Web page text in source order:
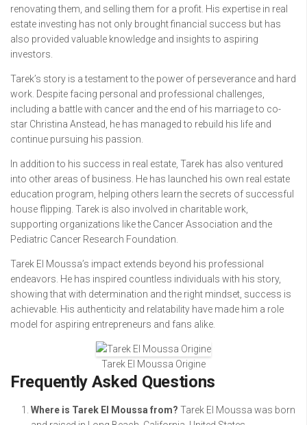
renovating them, and selling them for a profit. His expertise in real
estate investing has not only brought financial success but has
also provided valuable knowledge and insights to aspiring
investors.
Tarek’s story is a testament to the power of perseverance and hard
work. Despite facing personal and professional challenges,
including a battle with cancer and the end of his marriage to co-
star Christina Anstead, he has managed to rebuild his life and
continue pursuing his passion.
In addition to his success in real estate, Tarek has also ventured
into other areas of business. He has launched his own real estate
education program, helping others learn the secrets of successful
house flipping. Tarek is also involved in charitable work,
supporting organizations like the Cancer Association and the
Pediatric Cancer Research Foundation.
Tarek El Moussa’s impact extends beyond his professional
endeavors. He has inspired countless individuals with his story,
showing that with determination and the right mindset, success is
achievable. His authenticity and relatability have made him a role
model for aspiring entrepreneurs and fans alike.
Tarek El Moussa Origine
Frequently Asked Questions
Where is Tarek El Moussa from? Tarek El Moussa was born